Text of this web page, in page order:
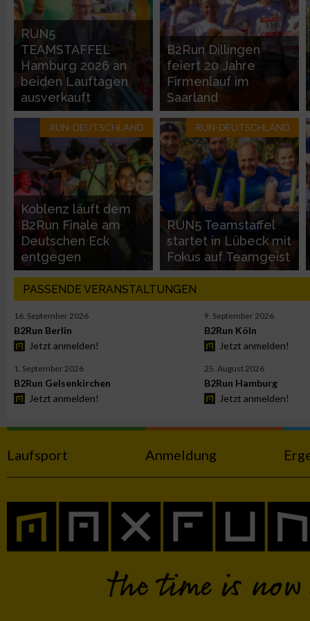
RUN5
TEAMSTAFFEL
Hamburg 2026 an
beiden Lauftagen
ausverkauft
B2Run Dillingen
feiert 20 Jahre
Firmenlauf im
Saarland
RUN-DEUTSCHLAND
Koblenz läuft dem
B2Run Finale am
Deutschen Eck
entgegen
RUN-DEUTSCHLAND
RUN5 Teamstaffel
startet in Lübeck mit
Fokus auf Teamgeist
PASSENDE VERANSTALTUNGEN
16. September 2026
B2Run Berlin
Jetzt anmelden!
9. September 2026
B2Run Köln
Jetzt anmelden!
1. September 2026
B2Run Gelsenkirchen
Jetzt anmelden!
25. August 2026
B2Run Hamburg
Jetzt anmelden!
Laufsport Anmeldung
Entwicklung und Verbesserung der Angebote
Verwendung reduzierter Daten zur Auswahl von Inhalten
IAB-Besonderheiten:
Verwendung genauer Standortdaten
Geräte anhand von aktiv angeforderten Informationen
Nicht-IAB-Verarbeitungszwecke:
Notwendig
Performance
Funktional
Werbung